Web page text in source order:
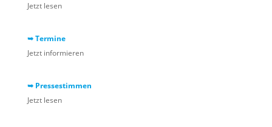
Jetzt lesen
➥ Termine
Jetzt informieren
➥ Pressestimmen
Jetzt lesen